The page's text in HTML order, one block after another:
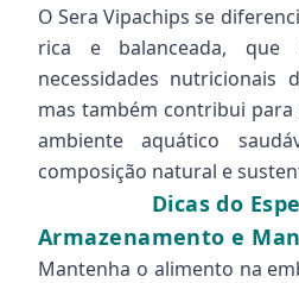
O Sera Vipachips se
rica e balanceada,
necessidades nutricionais
mas também contribui
ambiente aquático
composição natural e
Dicas do
Armazenamento e
Mantenha o alimento na